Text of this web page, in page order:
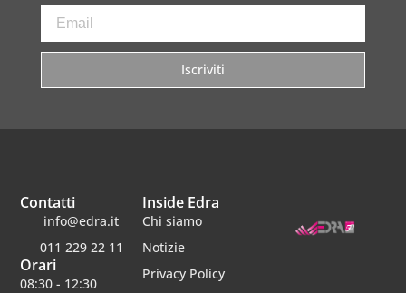
Iscriviti
Inside Edra
Chi siamo
Notizie
Privacy Policy
Contatti
info@edra.it
011 229 22 11
Orari
08:30 - 12:30